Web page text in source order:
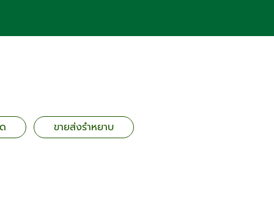
ขายส่งรำหยาบ